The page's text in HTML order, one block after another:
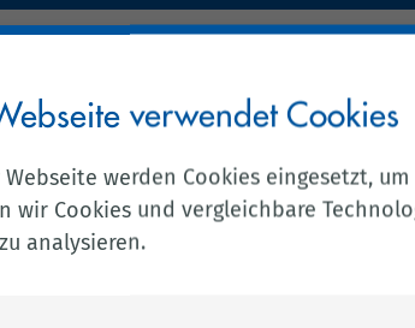
& Ernährung Tierschutz Tierzucht
verwendet Cookies
Webseite werden Cookies eingesetzt,
wir Cookies und vergleichbare
analysieren.